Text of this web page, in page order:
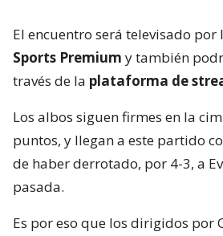
El encuentro será televisado por
Sports Premium y también
través de la plataforma de
Los albos siguen firmes en la
puntos, y llegan a este partido
de haber derrotado, por 4-3, a
pasada.
Es por eso que los dirigidos por